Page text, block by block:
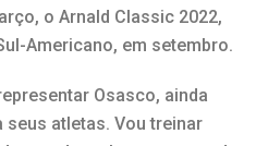
o Arnald Classic 2022,
Americano, em setembro.
Osasco, ainda
seus atletas. Vou treinar